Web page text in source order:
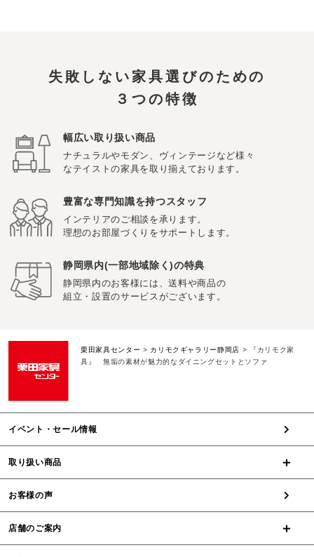
失敗しない家具選びのための
３つの特徴
幅広い取り扱い商品
ナチュラルやモダン、ヴィンテージなど様々
なテイストの家具を取り揃えております。
豊富な専門知識を持つスタッフ
インテリアのご相談を承ります。
理想のお部屋づくりをサポートします。
静岡県内(一部地域除く)の特典
静岡県内のお客様には、送料や商品の
組立・設置のサービスがございます。
栗田家具センター > カリモクギャラリー静岡店 >
『カリモク家
具』 無垢の素材が魅力的なダイニングセットとソファ
イベント・セール情報
取り扱い商品
お客様の声
店舗のご案内